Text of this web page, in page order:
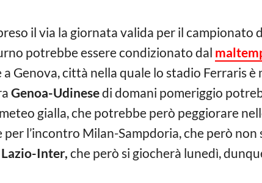
il via la giornata valida per il campionato
potrebbe essere condizionato dal
Genova, città nella quale lo stadio Ferraris è
Genoa-Udinesedi domani pomeriggio
gialla, che potrebbe però peggiorare
per l’incontro Milan-Sampdoria, che però
Lazio-Inter, che però si giocherà lunedì,